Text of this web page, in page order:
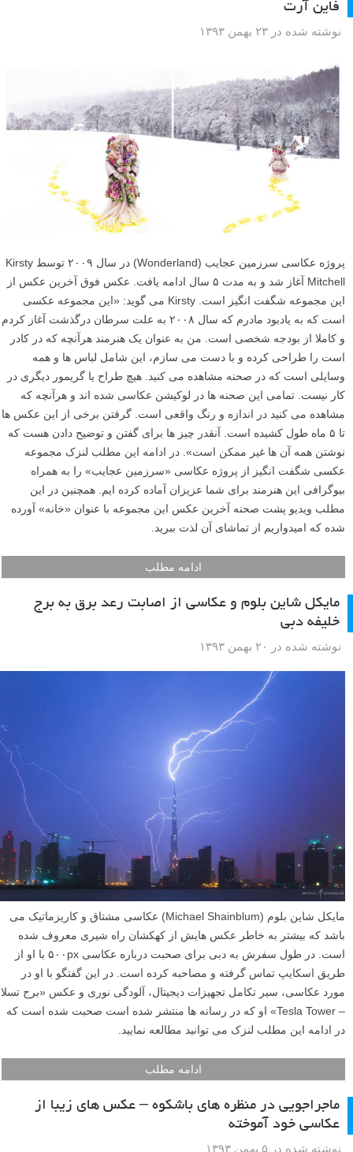
فاین آرت
نوشته شده در ۲۳ بهمن ۱۳۹۳
پروژه عکاسی سرزمین عجایب (Wonderland) در سال ۲۰۰۹ توسط Kirsty
Mitchell آغاز شد و به مدت ۵ سال ادامه یافت. عکس فوق آخرین عکس از
این مجموعه شگفت انگیز است. Kirsty می گوید: «این مجموعه عکسی
است که به یادبود مادرم که سال ۲۰۰۸ به علت سرطان درگذشت آغاز کردم
و کاملا از بودجه شخصی است. من به عنوان یک هنرمند هرآنچه که در کادر
است را طراحی کرده و با دست می سازم، این شامل لباس ها و همه
وسایلی است که در صحنه مشاهده می کنید. هیچ طراح یا گریمور دیگری در
کار نیست. تمامی این صحنه ها در لوکیشن عکاسی شده اند و هرآنچه که
مشاهده می کنید در اندازه و رنگ واقعی است. گرفتن برخی از این عکس ها
تا ۵ ماه طول کشیده است. آنقدر چیز ها برای گفتن و توضیح دادن هست که
نوشتن همه آن ها غیر ممکن است». در ادامه این مطلب لنزک مجموعه
عکسی شگفت انگیز از پروژه عکاسی «سرزمین عجایب» را به همراه
بیوگرافی این هنرمند برای شما عزیزان آماده کرده ایم. همچنین در این
مطلب ویدیو پشت صحنه آخرین عکس این مجموعه با عنوان «خانه» آورده
شده که امیدواریم از تماشای آن لذت ببرید.
ادامه مطلب
مایکل شاین بلوم و عکاسی از اصابت رعد برق به برج
خلیفه دبی
نوشته شده در ۲۰ بهمن ۱۳۹۳
مایکل شاین بلوم (Michael Shainblum) عکاسی مشتاق و کاریزماتیک می
باشد که بیشتر به خاطر عکس هایش از کهکشان راه شیری معروف شده
است. در طول سفرش به دبی برای صحبت درباره عکاسی ۵۰۰px با او از
طریق اسکایپ تماس گرفته و مصاحبه کرده است. در این گفتگو با او در
مورد عکاسی، سیر تکامل تجهیزات دیجیتال، آلودگی نوری و عکس «برج تسلا
– Tesla Tower» او که در رسانه ها منتشر شده است صحبت شده است که
در ادامه این مطلب لنزک می توانید مطالعه نمایید.
ادامه مطلب
ماجراجویی در منظره های باشکوه – عکس های زیبا از
عکاسی خود آموخته
نوشته شده در ۵ بهمن ۱۳۹۳